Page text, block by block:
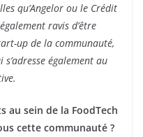
qu’Angelor ou le Crédit
ravis d’être
up de la communauté,
également au
au sein de la FoodTech
cette communauté ?